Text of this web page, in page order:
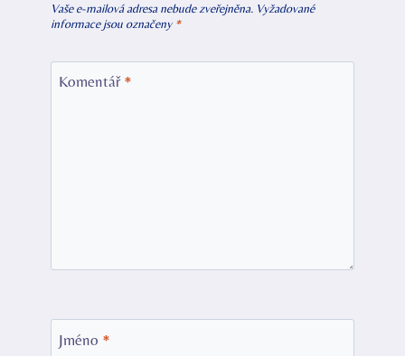
Vaše e-mailová adresa nebude zveřejněna. Vyžadované
informace jsou označeny *
Komentář *
Jméno *